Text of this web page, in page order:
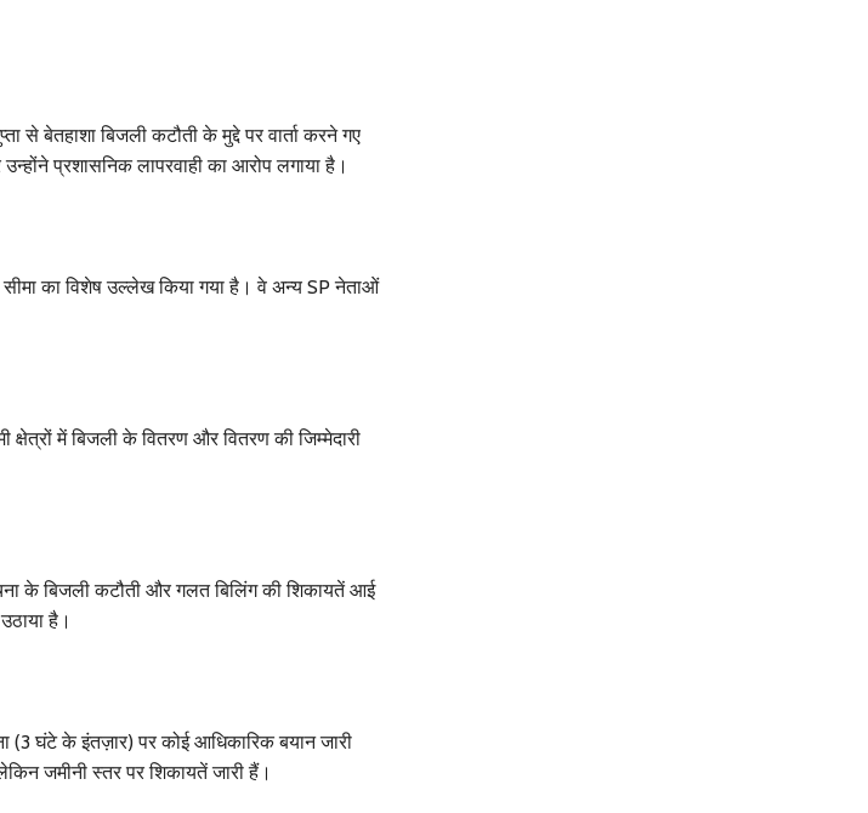
से बेतहाशा बिजली कटौती के मुद्दे पर वार्ता करने गए
प्रशासनिक लापरवाही का आरोप लगाया है।
सीमा का विशेष उल्लेख किया गया है। वे अन्य SP नेताओं
क्षेत्रों में बिजली के वितरण और वितरण की जिम्मेदारी
के बिजली कटौती और गलत बिलिंग की शिकायतें आई
है।
घंटे के इंतज़ार) पर कोई आधिकारिक बयान जारी
जमीनी स्तर पर शिकायतें जारी हैं।